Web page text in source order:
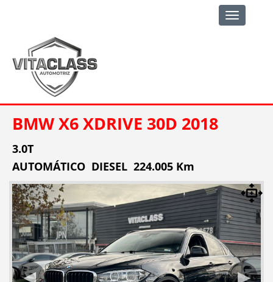
Toggle
navigation
BMW X6 XDRIVE 30D 2018
3.0T
AUTOMÁTICO DIESEL 224.005 Km